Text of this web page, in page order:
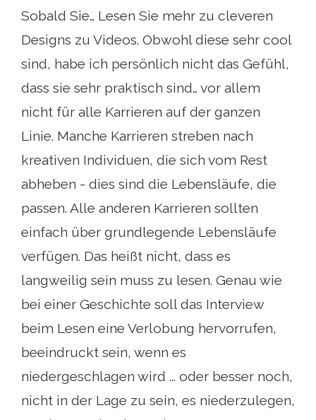
Sobald Sie… Lesen Sie mehr zu cleveren
Designs zu Videos. Obwohl diese sehr cool
sind, habe ich persönlich nicht das Gefühl,
dass sie sehr praktisch sind… vor allem
nicht für alle Karrieren auf der ganzen
Linie. Manche Karrieren streben nach
kreativen Individuen, die sich vom Rest
abheben - dies sind die Lebensläufe, die
passen. Alle anderen Karrieren sollten
einfach über grundlegende Lebensläufe
verfügen. Das heißt nicht, dass es
langweilig sein muss zu lesen. Genau wie
bei einer Geschichte soll das Interview
beim Lesen eine Verlobung hervorrufen,
beeindruckt sein, wenn es
niedergeschlagen wird ... oder besser noch,
nicht in der Lage zu sein, es niederzulegen,